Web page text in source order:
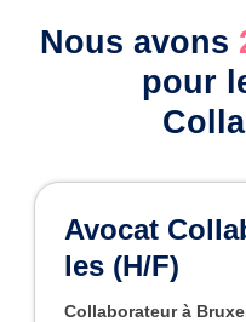
Nous avons
pour
Avocat
les (H/F)
Collaborateur à